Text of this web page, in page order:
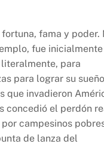
fama y poder.
fue inicialmente
para
para lograr su sueño
que invadieron
concedió el perdón
campesinos
de lanza del